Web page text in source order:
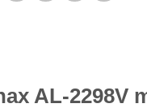
AL-2298V